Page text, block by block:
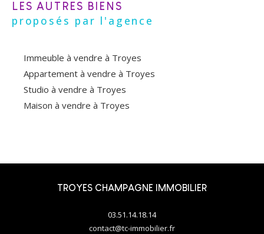
LES AUTRES BIENS
proposés par l'agence
Immeuble à vendre à Troyes
Appartement à vendre à Troyes
Studio à vendre à Troyes
Maison à vendre à Troyes
TROYES CHAMPAGNE IMMOBILIER
03.51.14.18.14
contact@tc-immobilier.fr